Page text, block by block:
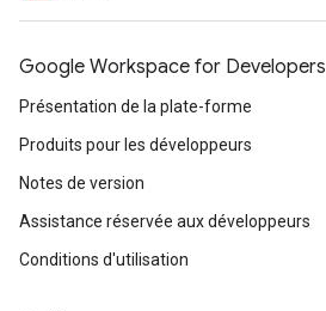
Google Workspace for Developers
Présentation de la plate-forme
Produits pour les développeurs
Notes de version
Assistance réservée aux développeurs
Conditions d'utilisation